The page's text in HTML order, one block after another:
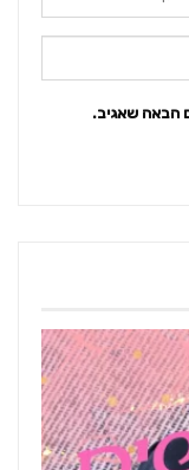
הבאה שאגיב.